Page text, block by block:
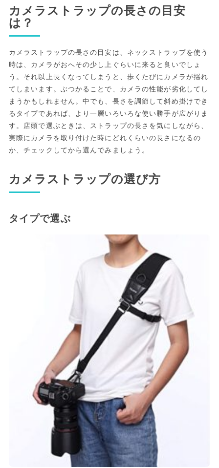
カメラストラップの長さの目安
は？
カメラストラップの長さの目安は、ネックストラップを使う
時は、カメラがおへその少し上ぐらいに来ると良いでしょ
う。それ以上長くなってしまうと、歩くたびにカメラが揺れ
てしまいます。ぶつかることで、カメラの性能が劣化してし
まうかもしれません。中でも、長さを調節して斜め掛けでき
るタイプであれば、より一層いろいろな使い勝手が広がりま
す。店頭で選ぶときは、ストラップの長さを気にしながら、
実際にカメラを取り付けた時にどれくらいの長さになるの
か、チェックしてから選んでみましょう。
カメラストラップの選び方
タイプで選ぶ